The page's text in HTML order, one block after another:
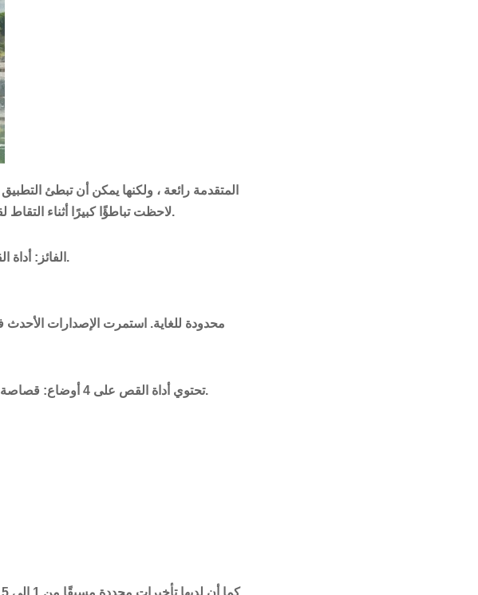
لاحظت تباطؤًا كبيرًا أثناء التقاط لقطات الشاشة. هذا ليس شيئًا رأيته على الإطلاق عند استخدام أداة القطع.
الفائز : أداة القص. إن بساطته وخفة وزنه يجعله أسهل وأسرع لالتقاط لقطات الشاشة.
تحتوي أداة القص على 4 أوضاع: قصاصة حرة الشكل ، وقصاصة مستطيلة ، وقصاصة نافذة ، وقص ملء الشاشة.